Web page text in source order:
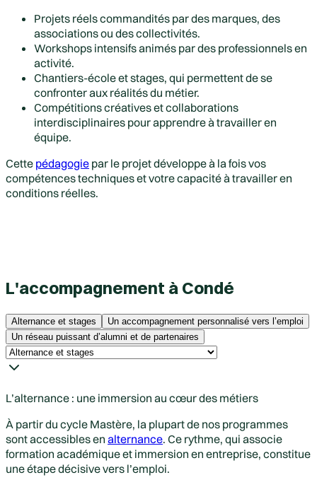
Projets réels commandités par des marques, des
associations ou des collectivités.
Workshops intensifs animés par des professionnels en
activité.
Chantiers-école et stages, qui permettent de se
confronter aux réalités du métier.
Compétitions créatives et collaborations
interdisciplinaires pour apprendre à travailler en
équipe.
Cette pédagogie par le projet développe à la fois vos
compétences techniques et votre capacité à travailler en
conditions réelles.
L'accompagnement à Condé
Alternance et stages
Un accompagnement personnalisé vers l’emploi
Un réseau puissant d’alumni et de partenaires
L’alternance : une immersion au cœur des métiers
À partir du cycle Mastère, la plupart de nos programmes
sont accessibles en alternance. Ce rythme, qui associe
formation académique et immersion en entreprise, constitue
une étape décisive vers l’emploi.